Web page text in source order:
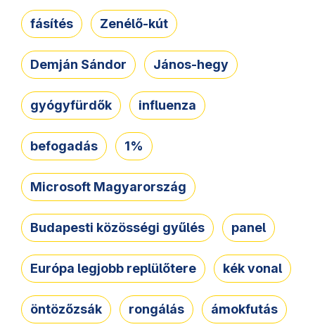
fásítés Zenélő-kút
Demján Sándor János-hegy
gyógyfürdők influenza
befogadás 1%
Microsoft Magyarország
Budapesti közösségi gyűlés panel
Európa legjobb replülőtere kék vonal
öntözőzsák rongálás ámokfutás